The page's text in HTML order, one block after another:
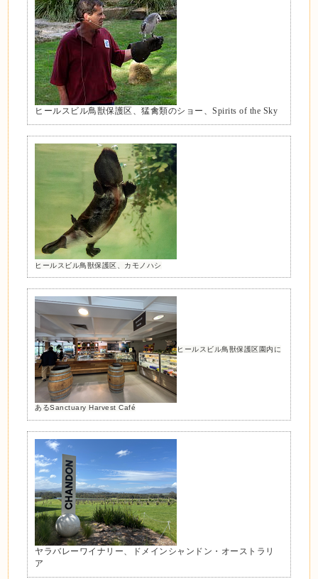
ヒールスビル鳥獣保護区、猛禽類のショー、Spirits of the Sky
ヒールスビル鳥獣保護区、カモノハシ
ヒールスビル鳥獣保護区園内に
あるSanctuary Harvest Café
ヤラバレーワイナリー、ドメインシャンドン・オーストラリ
ア